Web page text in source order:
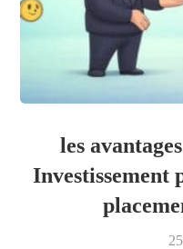
les
Investissement